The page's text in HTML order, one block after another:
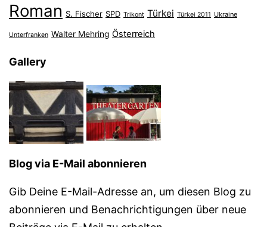
Roman S. Fischer SPD Trikont Türkei Türkei 2011 Ukraine
Unterfranken Walter Mehring Österreich
Gallery
Blog via E-Mail abonnieren
Gib Deine E-Mail-Adresse an, um diesen Blog zu
abonnieren und Benachrichtigungen über neue